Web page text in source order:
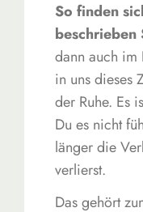
So finden
beschrieben
dann auch im
in uns dieses
der Ruhe. Es
Du es nicht
länger die
verlierst.
Das gehört